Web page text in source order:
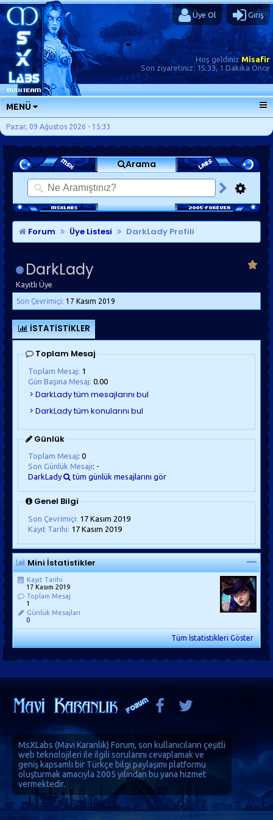
Üye Ol Giriş
Hoş geldinizMisafir
Son ziyaretiniz: 15:33, 1 Dakika Önce
MENÜ
ANA SAYFA
FORUMLAR
SORU-CEVAP
GÜNLÜKLER
SON MESAJLAR
KISAYOLLAR
Pazar, 09 Ağustos 2026 - 15:33
Arama
Forum Üye Listesi DarkLady Profili
DarkLady
Kayıtlı Üye
Son Çevrimiçi: 17 Kasım 2019
İSTATISTIKLER
Toplam Mesaj
Toplam Mesaj: 1
Gün Başına Mesaj: 0.00
Günlük
Toplam Mesaj: 0
Son Günlük Mesajı : -
DarkLady
tüm günlük mesajlarını gör
Genel Bilgi
Son Çevrimiçi: 17 Kasım 2019
Kayıt Tarihi: 17 Kasım 2019
Mini İstatistikler
Kayıt Tarihi
17 Kasım 2019
Toplam Mesaj
1
Günlük Mesajları
0
Tüm İstatistikleri Göster
MsXLabs (Mavi Karanlık) Forum, son kullanıcıların çeşitli
web teknolojileri ile ilgili sorularını cevaplamak ve
geniş kapsamlı bir Türkçe bilgi paylaşımı platformu
oluşturmak amacıyla 2005 yılından bu yana hizmet
vermektedir.